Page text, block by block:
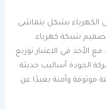
الكهرباء بشكل يتماشى
شبكة كهرباء
الأخذ في الاعتبار توزيع
الجودة أساليب حديثة
موثوقة وآمنة بعيدًا عن